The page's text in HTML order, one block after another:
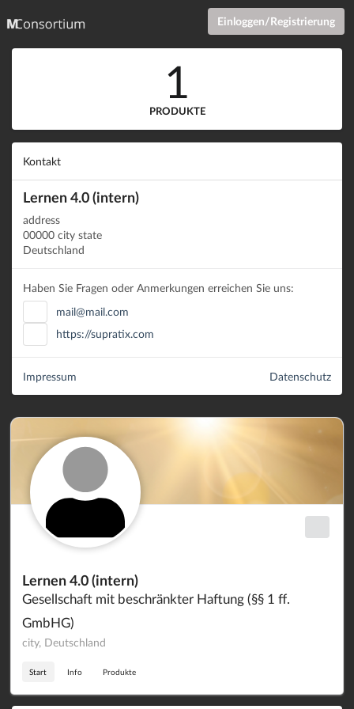
Einloggen/Registrierung
Lernen 4.0 (intern)
Gesellschaft mit beschränkter Haftung (§§ 1 ff.
GmbHG)
city, Deutschland
Start Info Produkte
1
PRODUKTE
Kontakt
Lernen 4.0 (intern)
address
00000 city state
Deutschland
Haben Sie Fragen oder Anmerkungen erreichen Sie uns:
mail@mail.com
https://supratix.com
Datenschutz
Impressum